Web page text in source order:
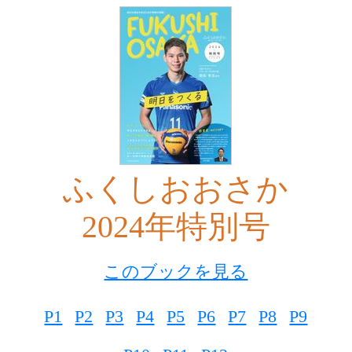
ふくしおおさか
2024年特別号
このブックを見る
P1 P2 P3 P4 P5 P6 P7 P8
P9